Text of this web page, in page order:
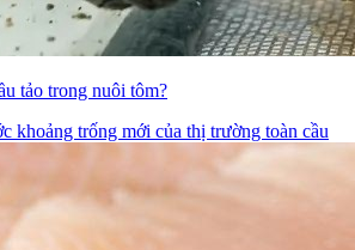
tảo trong nuôi tôm?
khoảng trống mới của thị trường toàn cầu